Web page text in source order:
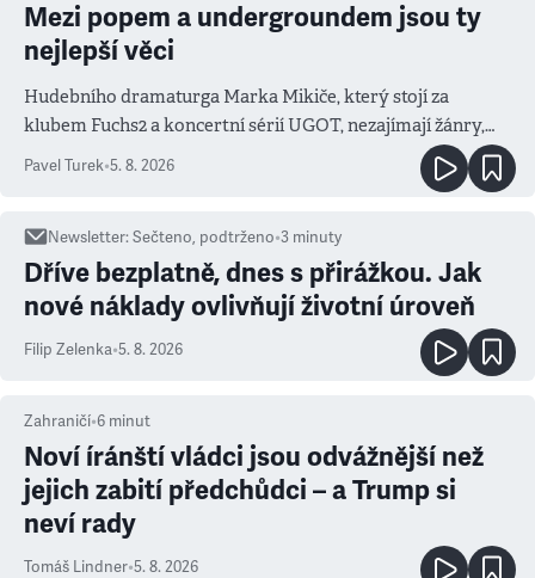
Mezi popem a undergroundem jsou ty
nejlepší věci
Hudebního dramaturga Marka Mikiče, který stojí za
klubem Fuchs2 a koncertní sérií UGOT, nezajímají žánry,
ale atmosféra
Pavel Turek•5. 8. 2026
Newsletter:Sečteno, podtrženo•3 minuty
Dříve bezplatně, dnes s přirážkou. Jak
nové náklady ovlivňují životní úroveň
Filip Zelenka•5. 8. 2026
Zahraničí•6 minut
Noví íránští vládci jsou odvážnější než
jejich zabití předchůdci – a Trump si
neví rady
Tomáš Lindner•5. 8. 2026